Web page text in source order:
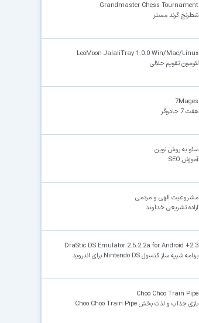
Grandmaster Chess Tournament
شطرنج گرند مستر
LeoMoon JalaliTray 1.0.0 Win/Mac/Linux
لئومون تقویم جلالی
7Mages
هفت 7 جادوگر
سئو به روش نوین
آموزش SEO
مشروعیت الهی و مردمی
اراده تشریعى خداوند
DraStic DS Emulator 2.5.2.2a for Android +2.3
برنامه شبیه ساز کنسول Nintendo DS برای اندروید
Choo Choo Train Pipe
بازی جذاب و لذت بخش Choo Choo Train Pipe